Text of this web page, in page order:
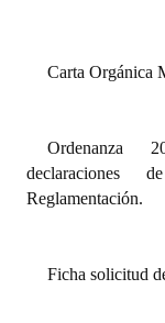
Informes de
Dictámenes
Informes de
Carta Orgánica
Ordenanza
declaraciones
Reglamentación.
Ficha solicitud